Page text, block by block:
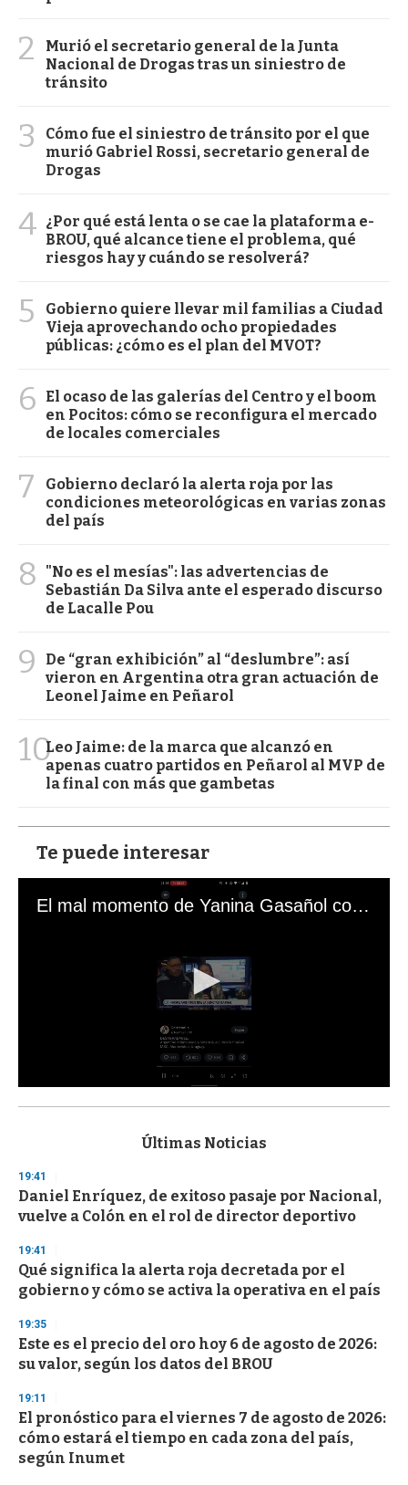
2
Murió el secretario general de la Junta
Nacional de Drogas tras un siniestro de
tránsito
3
Cómo fue el siniestro de tránsito por el que
murió Gabriel Rossi, secretario general de
Drogas
4 ¿Por qué está lenta o se cae la plataforma e-
BROU, qué alcance tiene el problema, qué
riesgos hay y cuándo se resolverá?
5
Gobierno quiere llevar mil familias a Ciudad
Vieja aprovechando ocho propiedades
públicas: ¿cómo es el plan del MVOT?
6
El ocaso de las galerías del Centro y el boom
en Pocitos: cómo se reconfigura el mercado
de locales comerciales
7
Gobierno declaró la alerta roja por las
condiciones meteorológicas en varias zonas
del país
8
"No es el mesías": las advertencias de
Sebastián Da Silva ante el esperado discurso
de Lacalle Pou
9
De “gran exhibición” al “deslumbre”: así
vieron en Argentina otra gran actuación de
Leonel Jaime en Peñarol
10Leo Jaime: de la marca que alcanzó en
apenas cuatro partidos en Peñarol al MVP de
la final con más que gambetas
Te puede interesar
El mal momento de Yanina Gasañol con un hincha argentino en "Subrayado"
s
d
s
o
f
3
s
c
n
d
Últimas Noticias
19:41
Daniel Enríquez, de exitoso pasaje por Nacional,
vuelve a Colón en el rol de director deportivo
19:41
Qué significa la alerta roja decretada por el
gobierno y cómo se activa la operativa en el país
19:35
Este es el precio del oro hoy 6 de agosto de 2026:
su valor, según los datos del BROU
19:11
El pronóstico para el viernes 7 de agosto de 2026:
cómo estará el tiempo en cada zona del país,
según Inumet